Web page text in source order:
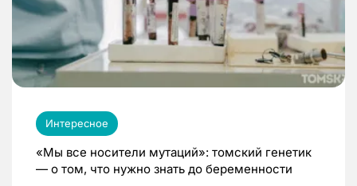
Интересное
«Мы все носители мутаций»: томский генетик
— о том, что нужно знать до беременности